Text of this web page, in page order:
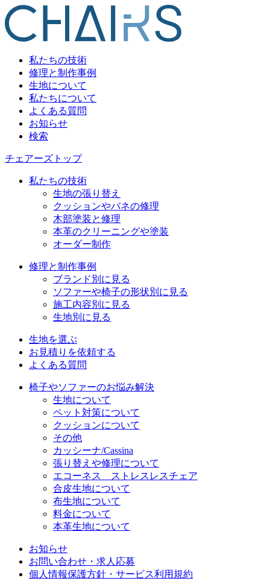
私たちの技術
修理と制作事例
生地について
私たちについて
よくある質問
お知らせ
検索
チェアーズトップ
私たちの技術
生地の張り替え
クッションやバネの修理
木部塗装と修理
本革のクリーニングや塗装
オーダー制作
修理と制作事例
ブランド別に見る
ソファーや椅子の形状別に見る
施工内容別に見る
生地別に見る
生地を選ぶ
お見積りを依頼する
よくある質問
椅子やソファーのお悩み解決
生地について
ペット対策について
クッションについて
その他
カッシーナ/Cassina
張り替えや修理について
エコーネス ストレスレスチェア
合皮生地について
布生地について
料金について
本革生地について
お知らせ
お問い合わせ・求人応募
個人情報保護方針・サービス利用規約